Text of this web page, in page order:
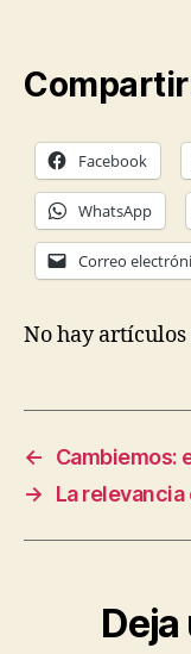
Facebook
WhatsApp
Correo
No hay
←
Cambiemos:
→
La relevancia
Deja